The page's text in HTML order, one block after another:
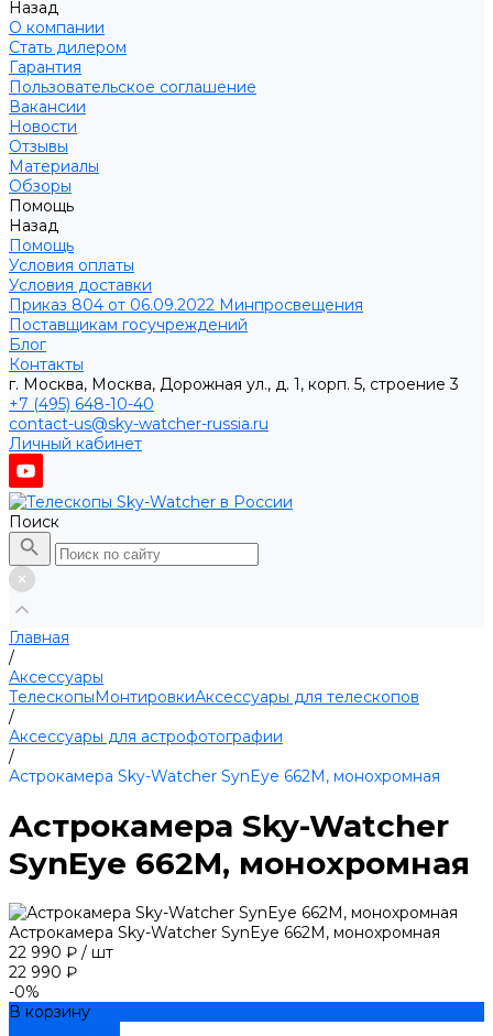
Назад
О компании
Стать дилером
Гарантия
Пользовательское соглашение
Вакансии
Новости
Отзывы
Материалы
Обзоры
Помощь
Назад
Помощь
Условия оплаты
Условия доставки
Приказ 804 от 06.09.2022 Минпросвещения
Поставщикам госучреждений
Блог
Контакты
г. Москва, Москва, Дорожная ул., д. 1, корп. 5, строение 3
+7 (495) 648-10-40
contact-us@sky-watcher-russia.ru
Личный кабинет
Поиск
Главная
/
Аксессуары
ТелескопыМонтировкиАксессуары для телескопов
/
Аксессуары для астрофотографии
/
Астрокамера Sky-Watcher SynEye 662M, монохромная
Астрокамера Sky-Watcher
SynEye 662M, монохромная
Астрокамера Sky-Watcher SynEye 662M, монохромная
22 990 ₽ / шт
22 990 ₽
-0%
В корзину